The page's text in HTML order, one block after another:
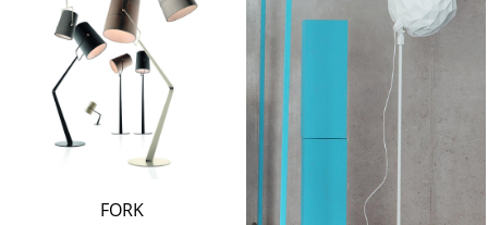
FORK